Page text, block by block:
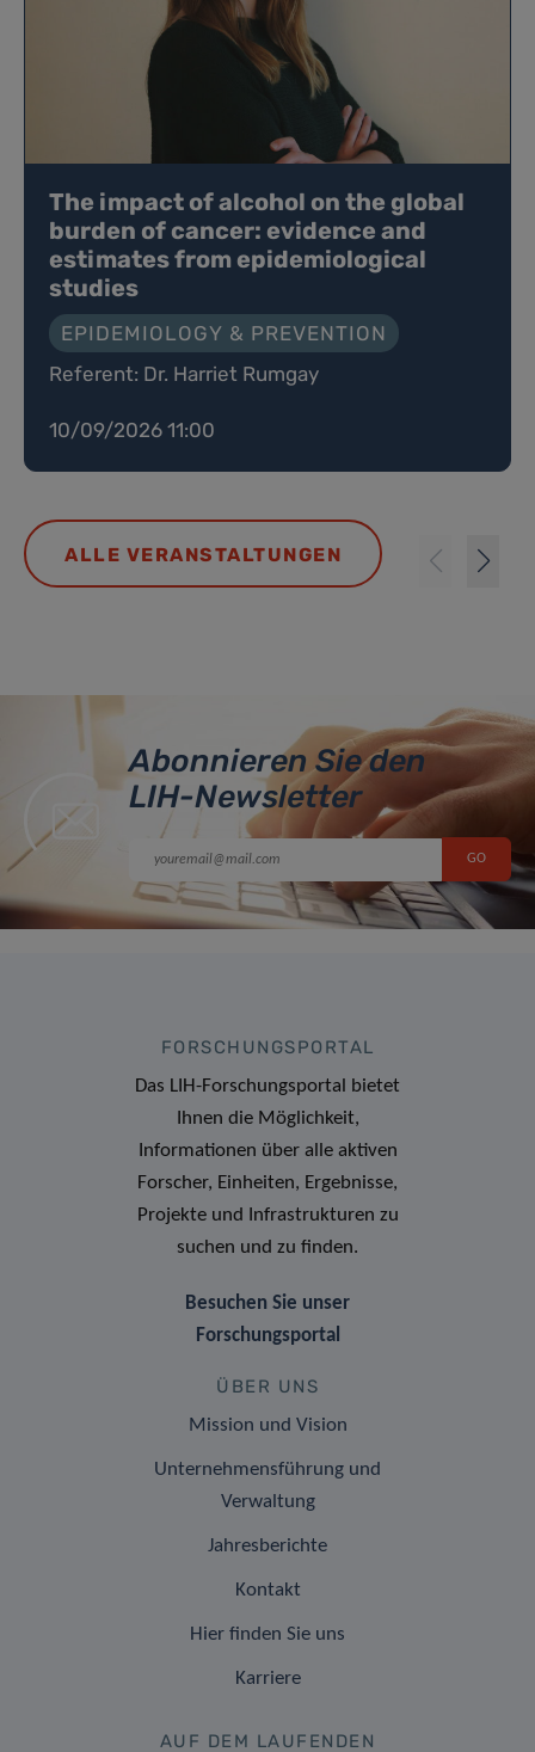
The impact of alcohol on the global
burden of cancer: evidence and
estimates from epidemiological
studies
EPIDEMIOLOGY & PREVENTION
Referent: Dr. Harriet Rumgay
10/09/2026 11:00
ALLE VERANSTALTUNGEN
Abonnieren Sie den
LIH-Newsletter
FORSCHUNGSPORTAL
Das LIH-Forschungsportal bietet
Ihnen die Möglichkeit,
Informationen über alle aktiven
Forscher, Einheiten, Ergebnisse,
Projekte und Infrastrukturen zu
suchen und zu finden.
Besuchen Sie unser
Forschungsportal
ÜBER UNS
Mission und Vision
Unternehmensführung und
Verwaltung
Jahresberichte
Kontakt
Hier finden Sie uns
Karriere
AUF DEM LAUFENDEN